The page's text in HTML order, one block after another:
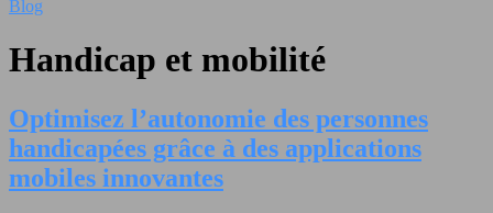
Blog
Handicap et mobilité
Optimisez l’autonomie des personnes
handicapées grâce à des applications
mobiles innovantes